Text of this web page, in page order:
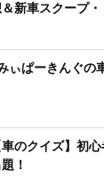
新車スクープ
ぃぱーきんぐの
車のクイズ】初
！